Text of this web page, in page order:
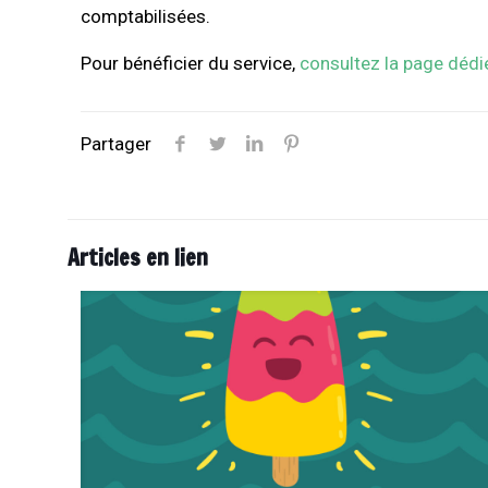
comptabilisées.
Pour bénéficier du service, consultez la page
Partager
Articles en lien